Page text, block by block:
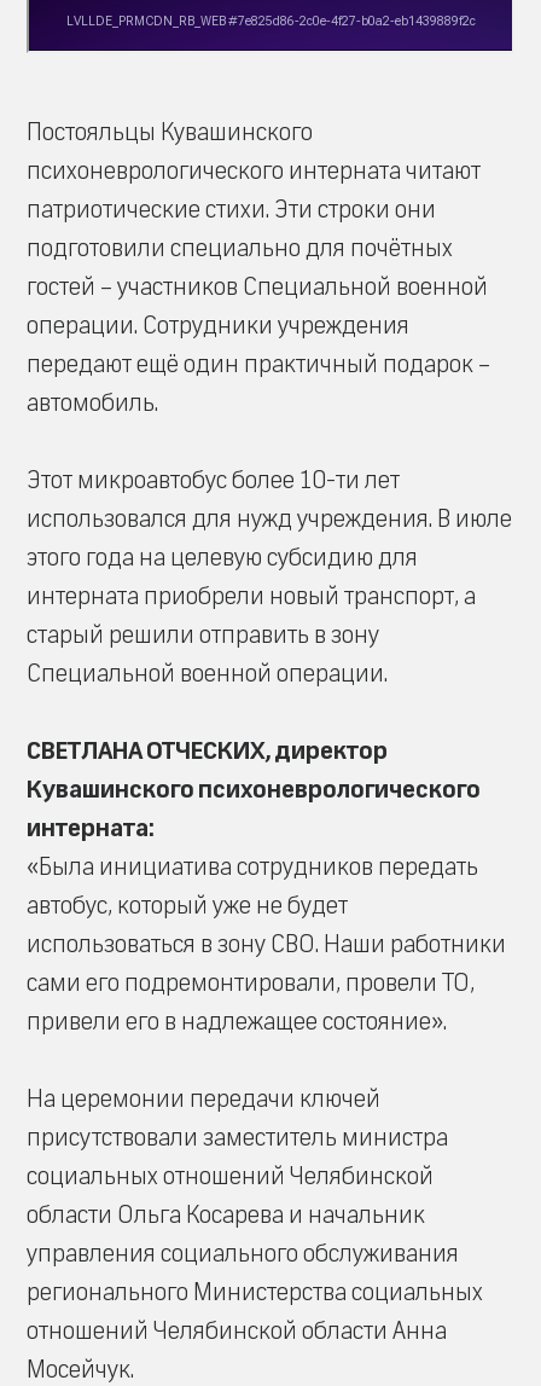
Постояльцы Кувашинского
психоневрологического интерната читают
патриотические стихи. Эти строки они
подготовили специально для почётных
гостей – участников Специальной военной
операции. Сотрудники учреждения
передают ещё один практичный подарок –
автомобиль.
Этот микроавтобус более 10-ти лет
использовался для нужд учреждения. В июле
этого года на целевую субсидию для
интерната приобрели новый транспорт, а
старый решили отправить в зону
Специальной военной операции.
СВЕТЛАНА ОТЧЕСКИХ, директор
Кувашинского психоневрологического
интерната:
«Была инициатива сотрудников передать
автобус, который уже не будет
использоваться в зону СВО. Наши работники
сами его подремонтировали, провели ТО,
привели его в надлежащее состояние».
На церемонии передачи ключей
присутствовали заместитель министра
социальных отношений Челябинской
области Ольга Косарева и начальник
управления социального обслуживания
регионального Министерства социальных
отношений Челябинской области Анна
Мосейчук.